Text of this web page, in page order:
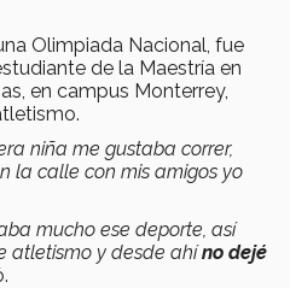
Olimpiada Nacional, fue
de la Maestría en
en campus Monterrey,
niña me gustaba correr,
la calle con mis amigos yo
mucho ese deporte, así
atletismo y desde ahíno dejé